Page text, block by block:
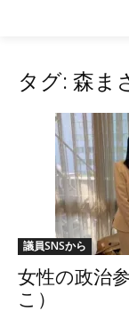
タグ: 森ま
議員SNSから
女性の政治
こ）